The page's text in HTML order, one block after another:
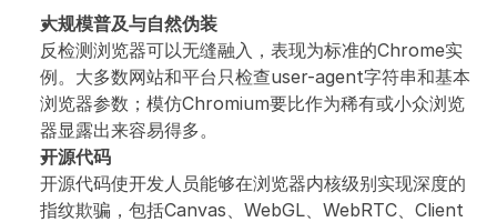
大规模普及与自然伪装
反检测浏览器可以无缝融入，表现为标准的Chrome实
例。大多数网站和平台只检查user-agent字符串和基本
浏览器参数；模仿Chromium要比作为稀有或小众浏览
器显露出来容易得多。
开源代码
开源代码使开发人员能够在浏览器内核级别实现深度的
指纹欺骗，包括Canvas、WebGL、WebRTC、Client